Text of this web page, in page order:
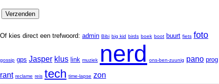
Of kies direct een trefwoord: admin Bibi big kid birds boek boot buurt fiets foto
gossip gps Jasper klus link muziek nerd ons-ben-zuunig pano prog
rant reclame reis tech time-lapse zon